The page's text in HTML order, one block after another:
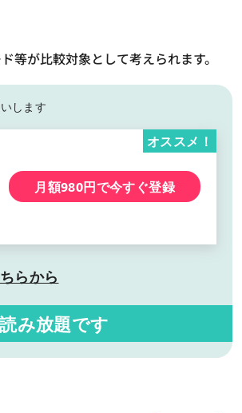
等が比較対象として考えられます。
します
オススメ！
月額980円で今すぐ登録
らから
み放題です